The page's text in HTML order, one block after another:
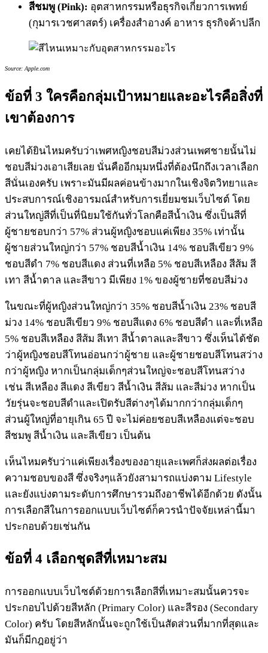
สีชมพู (Pink): อุตสาหกรรมหรือธุรกิจเกี่ยวการเพทย์
(กุมารเวชศาสตร์) เครื่องสำอางค์ อาหาร ธุรกิจค้าปลีก
Source: Apple.com
ข้อที่ 3 ใครคือกลุ่มเป้าหมายและอะไรคือสิ่งที่
เขาต้องการ
เคยได้ยินไหมครับว่าเพศหญิงชอบสีม่วงส่วนเพศชายนั้นไม่
ชอบสีม่วงเอาเสียเลย นั่นคืออีกมุมหนึ่งที่ต้องนึกถึงเวลาเลือก
สีนั่นเองครับ เพราะมันมีผลค่อนข้างมากในเชิงจิตวิทยาและ
ประสบการณ์เชิงอารมณ์สำหรับการเยี่ยมชมเว็บไซต์ โดย
ส่วนใหญ่สีที่เป็นที่นิยมใช้กันทั่วโลกคือสีน้ำเงิน ซึ่งเป็นสีที่
ผู้ชายชอบกว่า 57% ส่วนผู้หญิงชอบแค่เพียง 35% เท่านั้น
ผู้ชายส่วนใหญ่กว่า 57% ชอบสีน้ำเงิน 14% ชอบสีเขียว 9%
ชอบสีดำ 7% ชอบสีแดง ส่วนที่เหลือ 5% ชอบสีเหลือง สีส้ม สี
เทา สีน้ำตาล และสีขาว มีเพียง 1% ของผู้ชายที่ชอบสีม่วง
ในขณะที่ผู้หญิงส่วนใหญ่กว่า 35% ชอบสีน้ำเงิน 23% ชอบสี
ม่วง 14% ชอบสีเขียว 9% ชอบสีแดง 6% ชอบสีดำ และที่เหลือ
5% ชอบสีเหลือง สีส้ม สีเทา สีน้ำตาลและสีขาว ซึ่งเห็นได้ชัด
ว่าผู้หญิงชอบสีโทนอ่อนกว่าผู้ชาย และผู้ชายชอบสีโทนสว่าง
กว่าผู้หญิง หากเป็นกลุ่มเด็กๆส่วนใหญ่จะชอบสีโทนสว่าง
เช่น สีเหลือง สีแดง สีเขียว สีน้ำเงิน สีส้ม และสีม่วง หากเป็น
วัยรุ่นจะชอบสีดำและเปิดรับสีต่างๆได้มากกว่ากลุ่มเด็กๆ
ส่วนผู้ใหญ่ที่อายุเกิน 65 ปี จะไม่ค่อยชอบสีเหลืองแต่จะชอบ
สีชมพู สีน้ำเงิน และสีเขียว เป็นต้น
เห็นไหมครับว่าแค่เพียงเรื่องของอายุและเพศก็ส่งผลต่อเรื่อง
ความชอบของสี ซึ่งจริงๆแล้วยังสามารถแบ่งตาม Lifestyle
และยังแบ่งตามระดับการศึกษารวมถึงอาชีพได้อีกด้วย ดังนั้น
การเลือกสีในการออกแบบเว็บไซต์ก็ควรนำปัจจัยเหล่านี้มา
ประกอบด้วยเช่นกัน
ข้อที่ 4 เลือกชุดสีที่เหมาะสม
การออกแบบเว็บไซต์ด้วยการเลือกสีที่เหมาะสมนั้นควรจะ
ประกอบไปด้วยสีหลัก (Primary Color) และสีรอง (Secondary
Color) ครับ โดยสีหลักนั้นจะถูกใช้เป็นสัดส่วนที่มากที่สุดและ
มันก็มีกฎอยู่ว่า